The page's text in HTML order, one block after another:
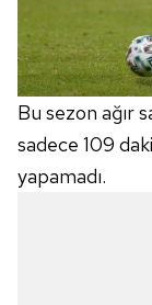
Bu sezon ağır
sadece 109
yapamadı.